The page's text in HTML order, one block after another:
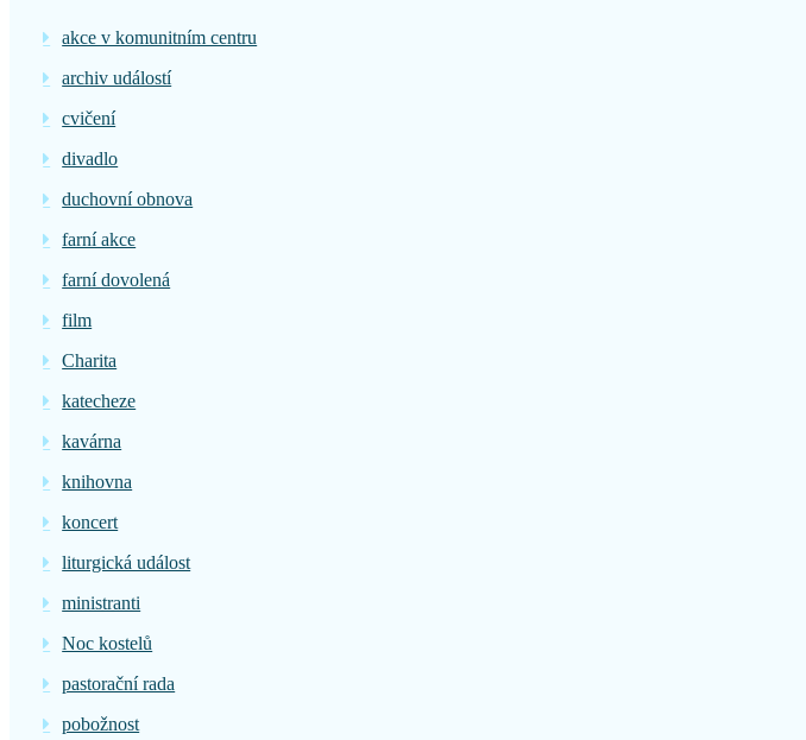
akce v komunitním centru
archiv událostí
cvičení
divadlo
duchovní obnova
farní akce
farní dovolená
film
Charita
katecheze
kavárna
knihovna
koncert
liturgická událost
ministranti
Noc kostelů
pastorační rada
pobožnost